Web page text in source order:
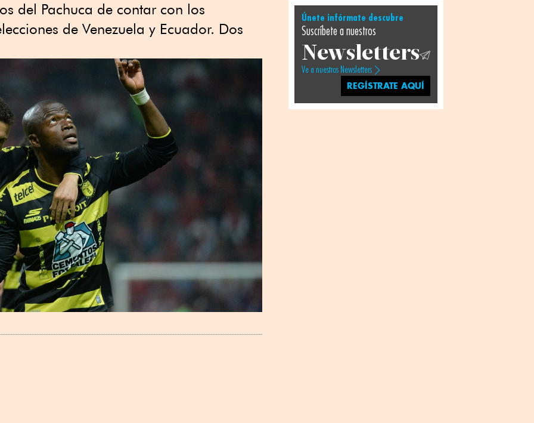
del Pachuca de contar con los
de Venezuela y Ecuador. Dos
Únete infórmate descubre
Suscríbete a nuestros
Newsletters
Ve a nuestros Newsletters
REGÍSTRATE AQUÍ